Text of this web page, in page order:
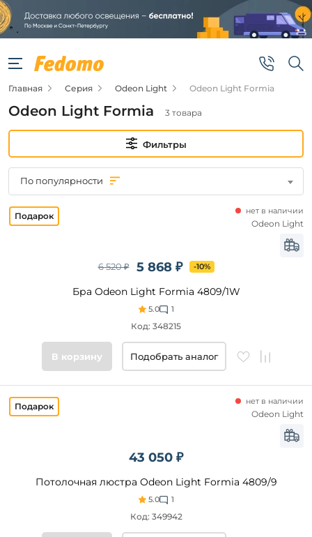
Фильтры
Цена
от
Бренд
основания
Стиль
Главная Серия Odeon Light Odeon Light Formia
Odeon Light Formia 3 товара
Фильтры
По популярности
5 868 ₽
6 520 ₽ -10%
Бра Odeon Light Formia 4809/1W
5.0 1
нет в наличии
Код: 348215
Odeon Light
В корзину Подобрать аналог
43 050 ₽
Потолочная люстра Odeon Light Formia 4809/9
5.0 1
нет в наличии
Код: 349942
Odeon Light